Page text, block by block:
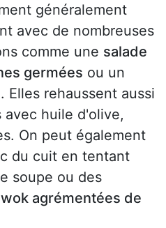
généralement
avec de nombreuses
comme une salade
germées ou un
Elles rehaussent aussi
avec huile d'olive,
On peut également
du cuit en tentant
soupe ou des
agrémentées de